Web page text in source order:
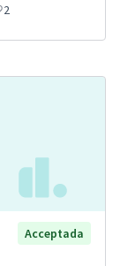
2
Acceptada